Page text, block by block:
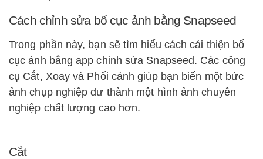
Cách chỉnh sửa bố cục ảnh bằng Snapseed
Trong phần này, bạn sẽ tìm hiểu cách cải thiện bố
cục ảnh bằng app chỉnh sửa Snapseed. Các công
cụ Cắt, Xoay và Phối cảnh giúp bạn biến một bức
ảnh chụp nghiệp dư thành một hình ảnh chuyên
nghiệp chất lượng cao hơn.
Cắt